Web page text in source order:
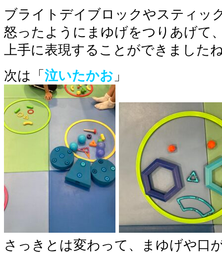
ブライトデイブロックやスティッ
怒ったようにまゆげをつりあげて
上手に表現することができました
次は「 泣いたかお 」
さっきとは変わって、まゆげや口